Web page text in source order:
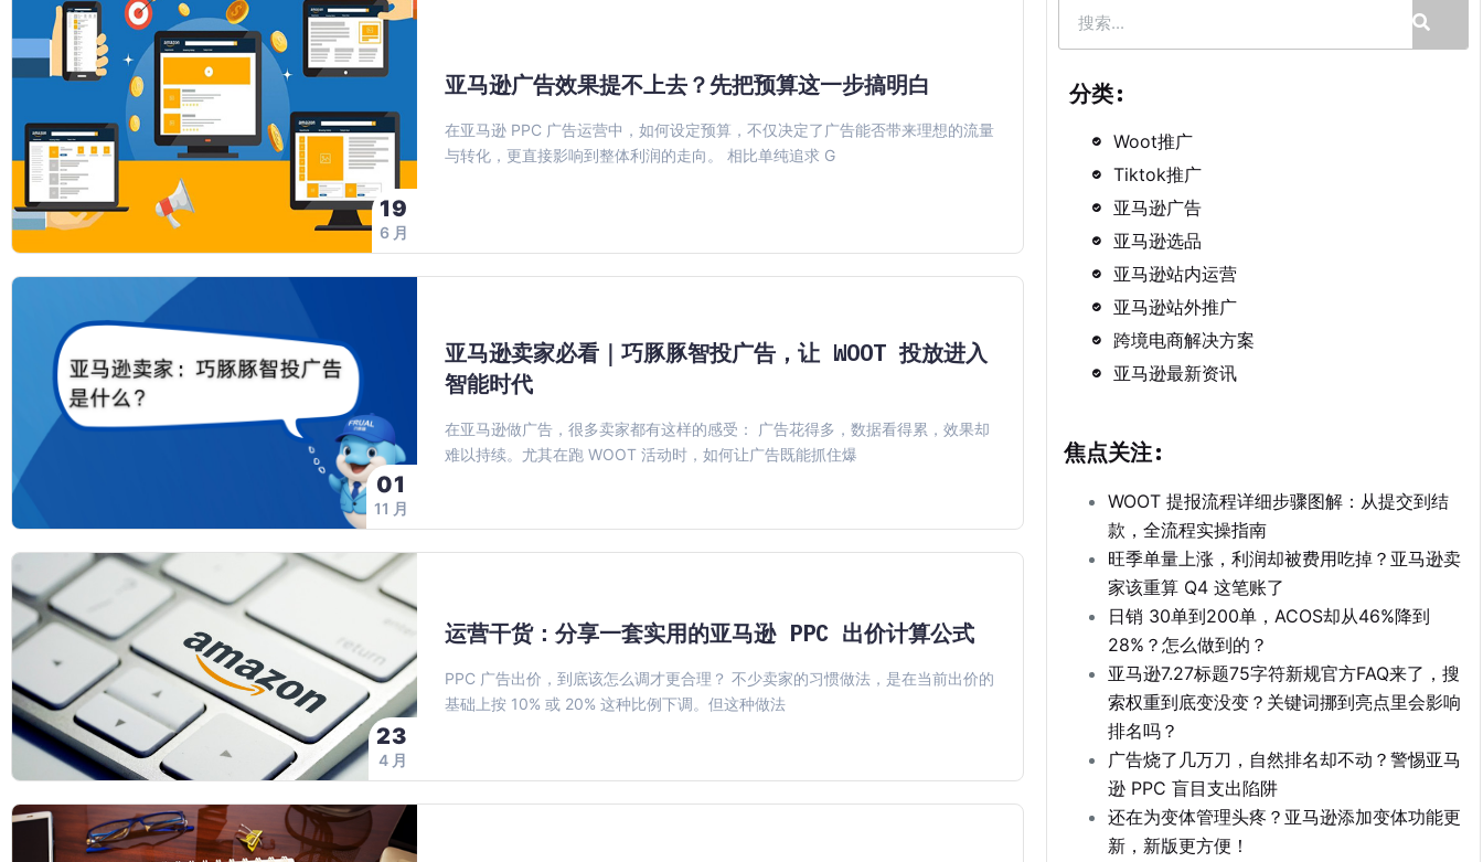
19
6 月
亚马逊广告效果提不上去？先把预算这一步搞明白
在亚马逊 PPC 广告运营中，如何设定预算，不仅决定了广告能否带来理想的流量
与转化，更直接影响到整体利润的走向。 相比单纯追求 G
01
11 月
亚马逊卖家必看｜巧豚豚智投广告，让 WOOT 投放进入
智能时代
在亚马逊做广告，很多卖家都有这样的感受： 广告花得多，数据看得累，效果却
难以持续。尤其在跑 WOOT 活动时，如何让广告既能抓住爆
23
4 月
运营干货：分享一套实用的亚马逊 PPC 出价计算公式
PPC 广告出价，到底该怎么调才更合理？ 不少卖家的习惯做法，是在当前出价的
基础上按 10% 或 20% 这种比例下调。但这种做法
分类:
Woot推广
Tiktok推广
亚马逊广告
亚马逊选品
亚马逊站内运营
亚马逊站外推广
跨境电商解决方案
亚马逊最新资讯
焦点关注:
WOOT 提报流程详细步骤图解：从提交到结
款，全流程实操指南
旺季单量上涨，利润却被费用吃掉？亚马逊卖
家该重算 Q4 这笔账了
日销 30单到200单，ACOS却从46%降到
28%？怎么做到的？
亚马逊7.27标题75字符新规官方FAQ来了，搜
索权重到底变没变？关键词挪到亮点里会影响
排名吗？
广告烧了几万刀，自然排名却不动？警惕亚马
逊 PPC 盲目支出陷阱
还在为变体管理头疼？亚马逊添加变体功能更
新，新版更方便！